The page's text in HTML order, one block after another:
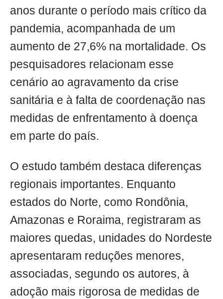
anos durante o período mais crítico da
pandemia, acompanhada de um
aumento de 27,6% na mortalidade. Os
pesquisadores relacionam esse
cenário ao agravamento da crise
sanitária e à falta de coordenação nas
medidas de enfrentamento à doença
em parte do país.
O estudo também destaca diferenças
regionais importantes. Enquanto
estados do Norte, como Rondônia,
Amazonas e Roraima, registraram as
maiores quedas, unidades do Nordeste
apresentaram reduções menores,
associadas, segundo os autores, à
adoção mais rigorosa de medidas de